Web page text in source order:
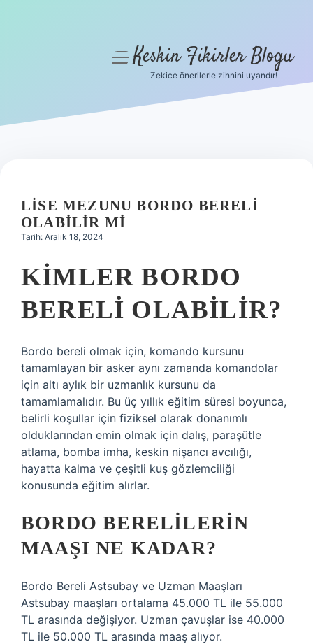
Hakkımızda
menüyüKeskin Fikirler Blogu
Zekice önerilerle zihnini uyandır!
LISE MEZUNU BORDO BERELI
OLABILIR MI
Tarih: Aralık 18, 2024
KIMLER BORDO
BERELI OLABILIR?
Bordo bereli olmak için, komando kursunu
tamamlayan bir asker aynı zamanda komandolar
için altı aylık bir uzmanlık kursunu da
tamamlamalıdır. Bu üç yıllık eğitim süresi boyunca,
belirli koşullar için fiziksel olarak donanımlı
olduklarından emin olmak için dalış, paraşütle
atlama, bomba imha, keskin nişancı avcılığı,
hayatta kalma ve çeşitli kuş gözlemciliği
konusunda eğitim alırlar.
BORDO BERELILERIN
MAAŞI NE KADAR?
Bordo Bereli Astsubay ve Uzman Maaşları
Astsubay maaşları ortalama 45.000 TL ile 55.000
TL arasında değişiyor. Uzman çavuşlar ise 40.000
TL ile 50.000 TL arasında maaş alıyor.